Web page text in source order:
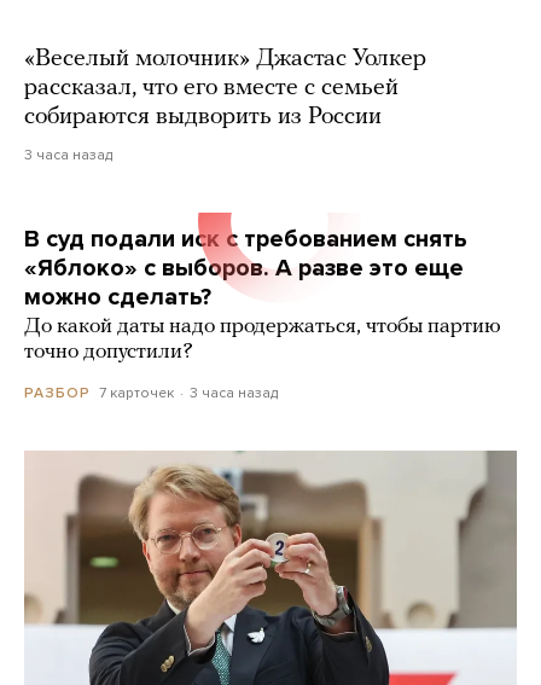
«Веселый молочник» Джастас Уолкер
рассказал, что его вместе с семьей
собираются выдворить из России
3 часа назад
В суд подали иск с требованием снять
«Яблоко» с выборов. А разве это еще
можно сделать?
До какой даты надо продержаться, чтобы партию
точно допустили?
РАЗБОР 7 карточек 3 часа назад